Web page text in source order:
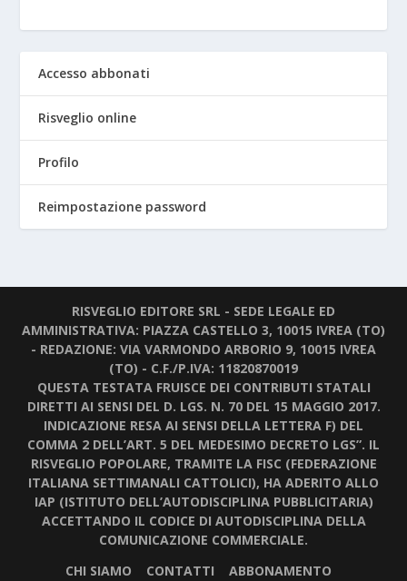
Accesso abbonati
Risveglio online
Profilo
Reimpostazione password
RISVEGLIO EDITORE SRL - SEDE LEGALE ED
AMMINISTRATIVA: PIAZZA CASTELLO 3, 10015 IVREA (TO)
- REDAZIONE: VIA VARMONDO ARBORIO 9, 10015 IVREA
(TO) - C.F./P.IVA: 11820870019
QUESTA TESTATA FRUISCE DEI CONTRIBUTI STATALI
DIRETTI AI SENSI DEL D. LGS. N. 70 DEL 15 MAGGIO 2017.
INDICAZIONE RESA AI SENSI DELLA LETTERA F) DEL
COMMA 2 DELL’ART. 5 DEL MEDESIMO DECRETO LGS”. IL
RISVEGLIO POPOLARE, TRAMITE LA FISC (FEDERAZIONE
ITALIANA SETTIMANALI CATTOLICI), HA ADERITO ALLO
IAP (ISTITUTO DELL’AUTODISCIPLINA PUBBLICITARIA)
ACCETTANDO IL CODICE DI AUTODISCIPLINA DELLA
COMUNICAZIONE COMMERCIALE.
CHI SIAMO
CONTATTI ABBONAMENTO